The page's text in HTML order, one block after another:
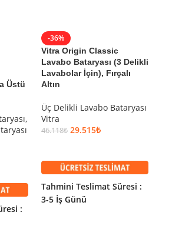
Üstü
,
:
-36%
Vitra Origin Classic
Lavabo Bataryası (3 Delikli
Lavabolar İçin), Fırçalı
Altın
Üç Delikli Lavabo Bataryası
Vitra
46.118₺ 29.515₺
Tahmini Teslimat Süresi :
3-5 İş Günü